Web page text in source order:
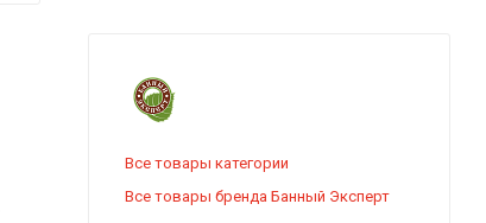
Все товары категории
Все товары бренда Банный Эксперт